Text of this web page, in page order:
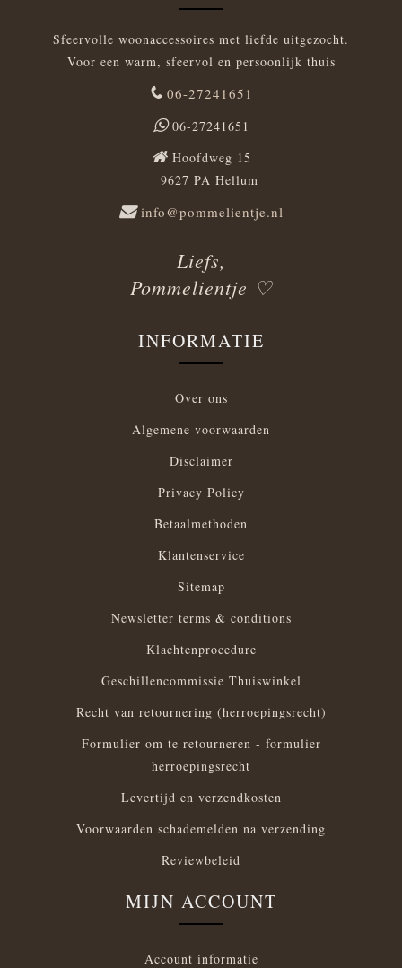
Sfeervolle woonaccessoires met liefde uitgezocht.
Voor een warm, sfeervol en persoonlijk thuis
06-27241651
06-27241651
Hoofdweg 15
9627 PA Hellum
info@pommelientje.nl
Liefs,
Pommelientje ♡
INFORMATIE
Over ons
Algemene voorwaarden
Disclaimer
Privacy Policy
Betaalmethoden
Klantenservice
Sitemap
Newsletter terms & conditions
Klachtenprocedure
Geschillencommissie Thuiswinkel
Recht van retournering (herroepingsrecht)
Formulier om te retourneren - formulier
herroepingsrecht
Levertijd en verzendkosten
Voorwaarden schademelden na verzending
Reviewbeleid
MIJN ACCOUNT
Account informatie